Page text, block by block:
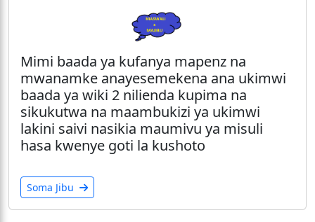
Mimi baada ya kufanya mapenz na
mwanamke anayesemekena ana ukimwi
baada ya wiki 2 nilienda kupima na
sikukutwa na maambukizi ya ukimwi
lakini saivi nasikia maumivu ya misuli
hasa kwenye goti la kushoto
Soma Jibu